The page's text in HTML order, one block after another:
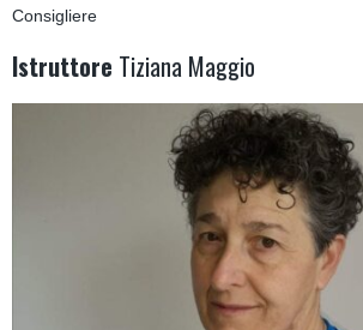
Consigliere
Istruttore Tiziana Maggio